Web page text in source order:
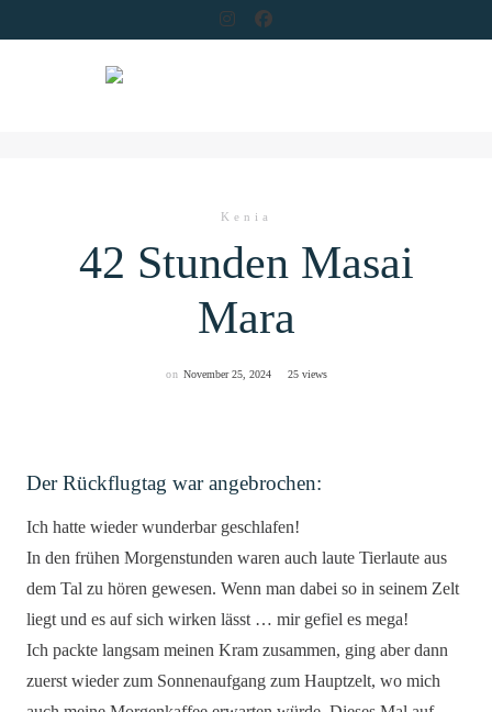
to
Kenia
42 Stunden Masai
Mara
on November 25, 2024 25 views
Der Rückflugtag war angebrochen:
Ich hatte wieder wunderbar geschlafen!
In den frühen Morgenstunden waren auch laute Tierlaute aus
dem Tal zu hören gewesen. Wenn man dabei so in seinem Zelt
liegt und es auf sich wirken lässt … mir gefiel es mega!
Ich packte langsam meinen Kram zusammen, ging aber dann
zuerst wieder zum Sonnenaufgang zum Hauptzelt, wo mich